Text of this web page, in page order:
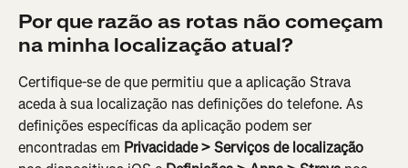
Por que razão as rotas não começam
na minha localização atual?
Certifique-se de que permitiu que a aplicação Strava
aceda à sua localização nas definições do telefone. As
definições específicas da aplicação podem ser
encontradas em Privacidade > Serviços de localização